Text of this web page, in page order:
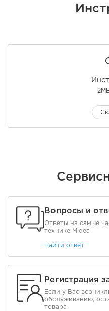
Вопросы и
Ответы на самые
технике Midea
Найти ответ
Регистрация
Если у Вас
обслуживанию,
товара